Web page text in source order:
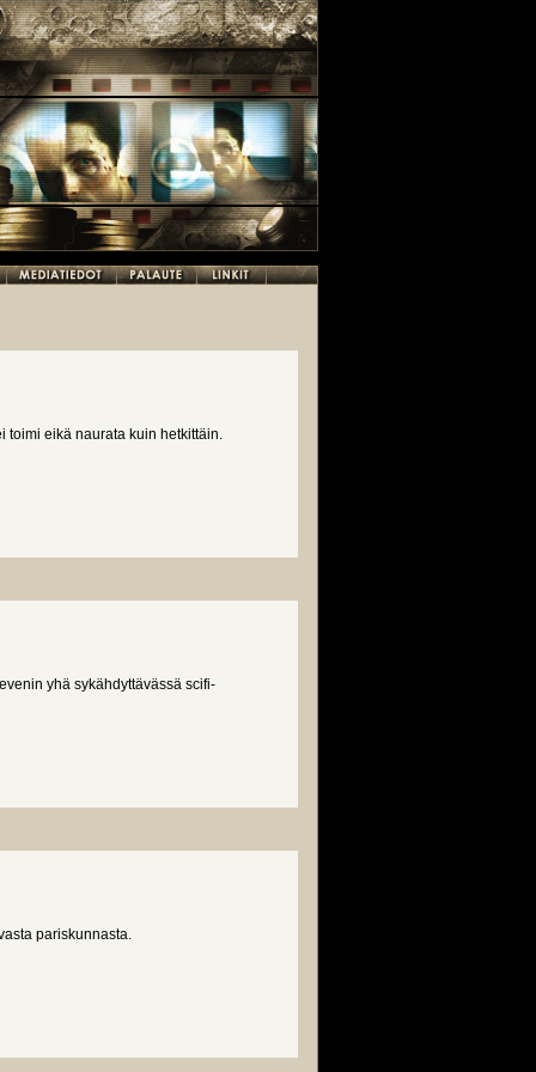
toimi eikä naurata kuin hetkittäin.
yhä sykähdyttävässä scifi-
pariskunnasta.